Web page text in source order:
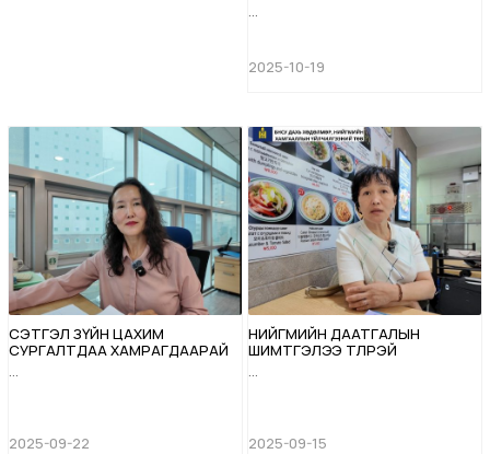
2025-10-19
СЭТГЭЛ ЗҮЙН ЦАХИМ
СУРГАЛТДАА ХАМРАГДААРАЙ
...
2025-09-22
НИЙГМИЙН ДААТГАЛЫН
ШИМТГЭЛЭЭ ТӨЛӨӨРЭЙ
...
2025-09-15